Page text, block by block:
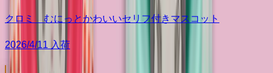
クロミ むにっとかわいいセリフ付きマスコット
2026/4/11 入荷